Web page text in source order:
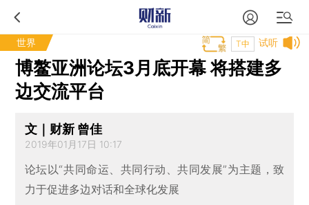
世界 试听
T中
博鳌亚洲论坛3月底开幕 将搭建多
边交流平台
文｜财新 曾佳
2019年01月17日 10:17
论坛以“共同命运、共同行动、共同发展”为主题，致
力于促进多边对话和全球化发展